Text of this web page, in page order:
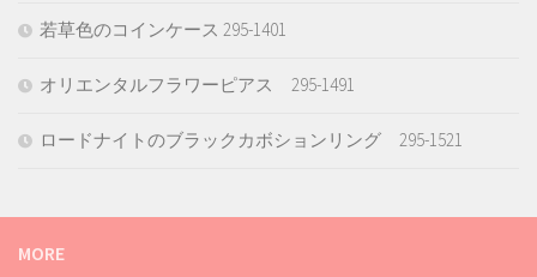
若草色のコインケース 295-1401
オリエンタルフラワーピアス 295-1491
ロードナイトのブラックカボションリング 295-1521
MORE